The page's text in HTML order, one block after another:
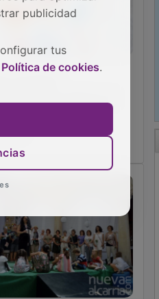
de los
publicidad
tus
Política de cookies.